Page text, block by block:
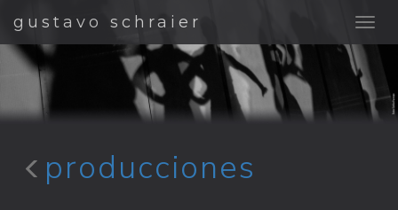
gustavo schraier
producciones